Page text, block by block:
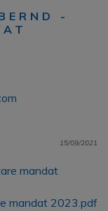
-
15/09/2021
mandat
mandat 2023.pdf